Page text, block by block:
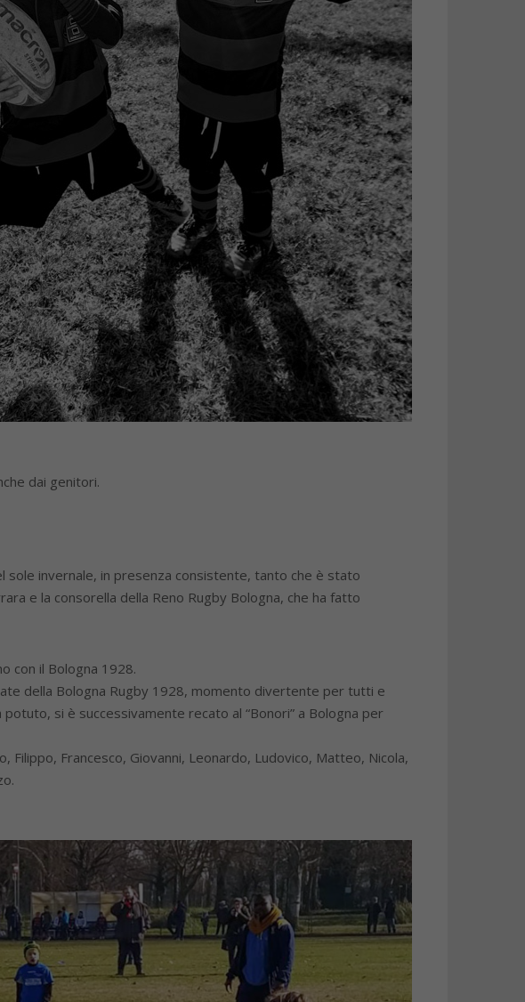
dai genitori.
sole invernale, in presenza consistente, tanto che è stato
e la consorella della Reno Rugby Bologna, che ha fatto
con il Bologna 1928.
della Bologna Rugby 1928, momento divertente per tutti e
si è successivamente recato al “Bonori” a Bologna per
Filippo, Francesco, Giovanni, Leonardo, Ludovico, Matteo, Nicola,